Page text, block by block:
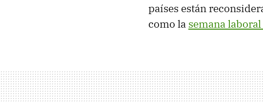
países están
como la semana